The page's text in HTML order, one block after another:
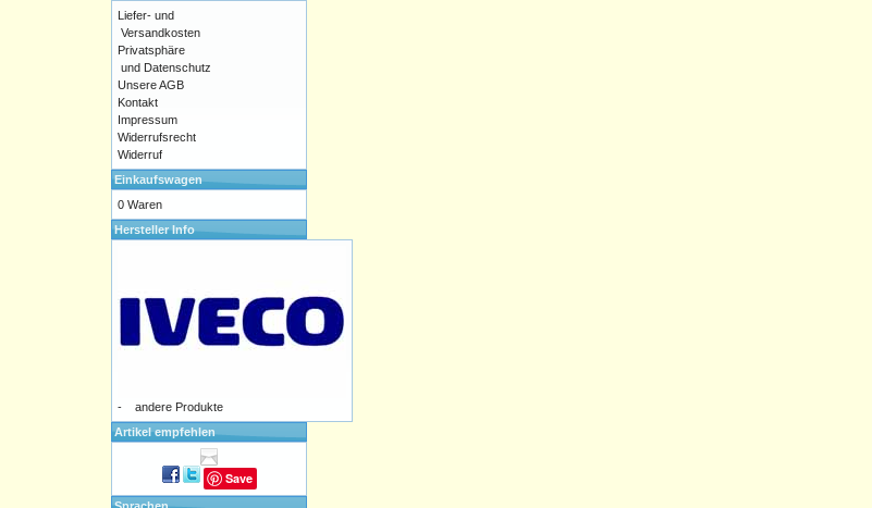
Liefer- und
Versandkosten
Privatsphäre
und Datenschutz
Unsere AGB
Kontakt
Impressum
Widerrufsrecht
Widerruf
Einkaufswagen
0 Waren
Hersteller Info
-
andere Produkte
Artikel empfehlen
Save